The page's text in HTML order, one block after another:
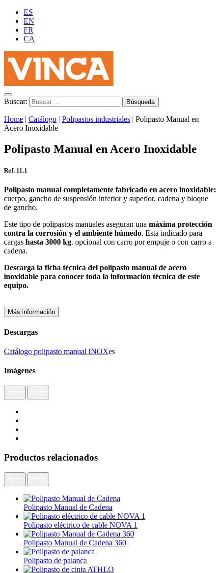
ES
EN
FR
CA
Buscar:
Home | Catálogo | Polipastos industriales | Polipasto Manual en
Acero Inoxidable
Polipasto Manual en Acero Inoxidable
Ref. 11.1
Polipasto manual completamente fabricado en acero inoxidable:
cuerpo, gancho de suspensión inferior y superior, cadena y bloque
de gancho.
Este tipo de polipastos manuales aseguran una máxima protección
contra la corrosión y el ambiente húmedo. Esta indicado para
cargas hasta 3000 kg. opcional con carro por empuje o con carro a
cadena.
Descarga la ficha técnica del polipasto manual de acero
inoxidable para conocer toda la información técnica de este
equipo.
Más información
Descargas
Catálogo polipasto manual INOXes
Imágenes
Productos relacionados
Polipasto Manual de Cadena
Polipasto eléctrico de cable NOVA 1
Polipasto Manual de Cadena 360
Polipasto de palanca